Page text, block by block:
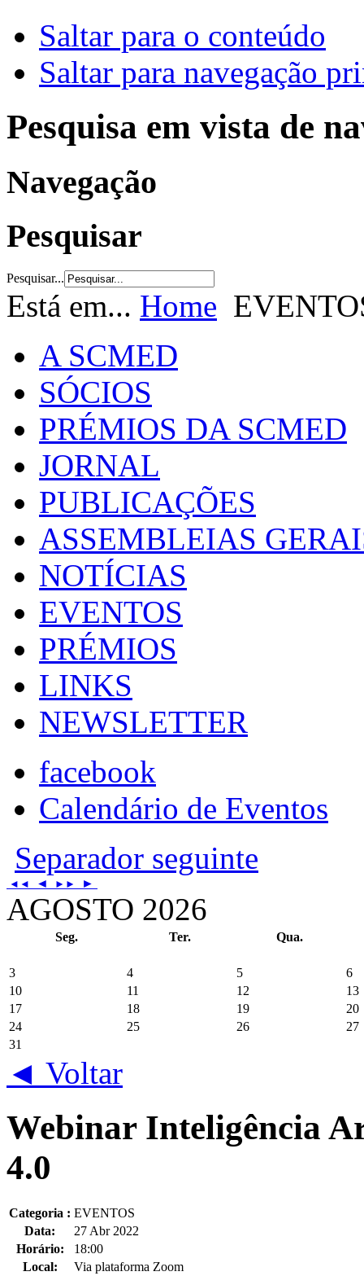
Saltar para o conteúdo
Saltar para navegação
Pesquisa em vista de
Navegação
Pesquisar
Pesquisar...
Está em... Home
A SCMED
SÓCIOS
PRÉMIOS DA SCMED
JORNAL
PUBLICAÇÕES
ASSEMBLEIAS
NOTÍCIAS
EVENTOS
PRÉMIOS
LINKS
NEWSLETTER
facebook
Calendário de Eventos
Separador seguinte
◄◄ ◄ ►► ►
AGOSTO 2026
Seg. Ter. Qua.
3 4 5
6
10
11 12
13
17
18 19
20
24
25 26
27
31
◄ Voltar
Webinar Inteligência
4.0
Categoria : EVENTOS
Data:
27 Abr 2022
Horário:
18:00
Local:
Via plataforma Zoom